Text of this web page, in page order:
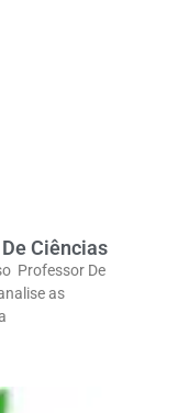
Ciências
Professor De
as